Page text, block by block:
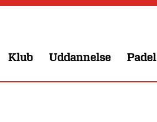
Klub Uddannelse Padel